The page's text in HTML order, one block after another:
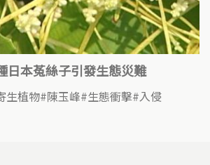
日本菟絲子引發生態災難
生植物 陳玉峰 生態衝擊 入侵